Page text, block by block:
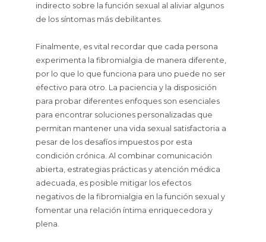
indirecto sobre la función sexual al aliviar algunos
de los síntomas más debilitantes.
Finalmente, es vital recordar que cada persona
experimenta la fibromialgia de manera diferente,
por lo que lo que funciona para uno puede no ser
efectivo para otro. La paciencia y la disposición
para probar diferentes enfoques son esenciales
para encontrar soluciones personalizadas que
permitan mantener una vida sexual satisfactoria a
pesar de los desafíos impuestos por esta
condición crónica. Al combinar comunicación
abierta, estrategias prácticas y atención médica
adecuada, es posible mitigar los efectos
negativos de la fibromialgia en la función sexual y
fomentar una relación íntima enriquecedora y
plena.